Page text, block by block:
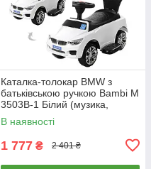
Каталка-толокар BMW з
батьківською ручкою Bambi M
3503B-1 Білий (музика,
світло)
В наявності
1 777 ₴ 2 401 ₴